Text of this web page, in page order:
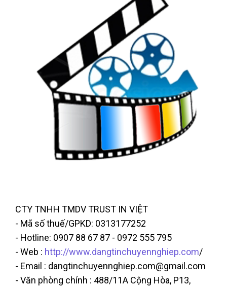
CTY TNHH TMDV TRUST IN VIỆT
- Mã số thuế/GPKD: 0313177252
- Hotline: 0907 88 67 87 - 0972 555 795
- Web : http://www.dangtinchuyennghiep.com/
- Email : dangtinchuyennghiep.com@gmail.com
- Văn phòng chính : 488/11A Cộng Hòa, P13,